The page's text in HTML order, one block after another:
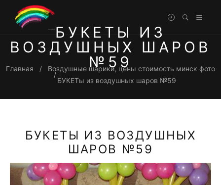
БУКЕТЫ ИЗ
ВОЗДУШНЫХ ШАРОВ
№59
Главная
Воздушные шарики, цены стоимость минск фото
БУКЕТы из воздушных шаров №59
БУКЕТЫ ИЗ ВОЗДУШНЫХ
ШАРОВ №59